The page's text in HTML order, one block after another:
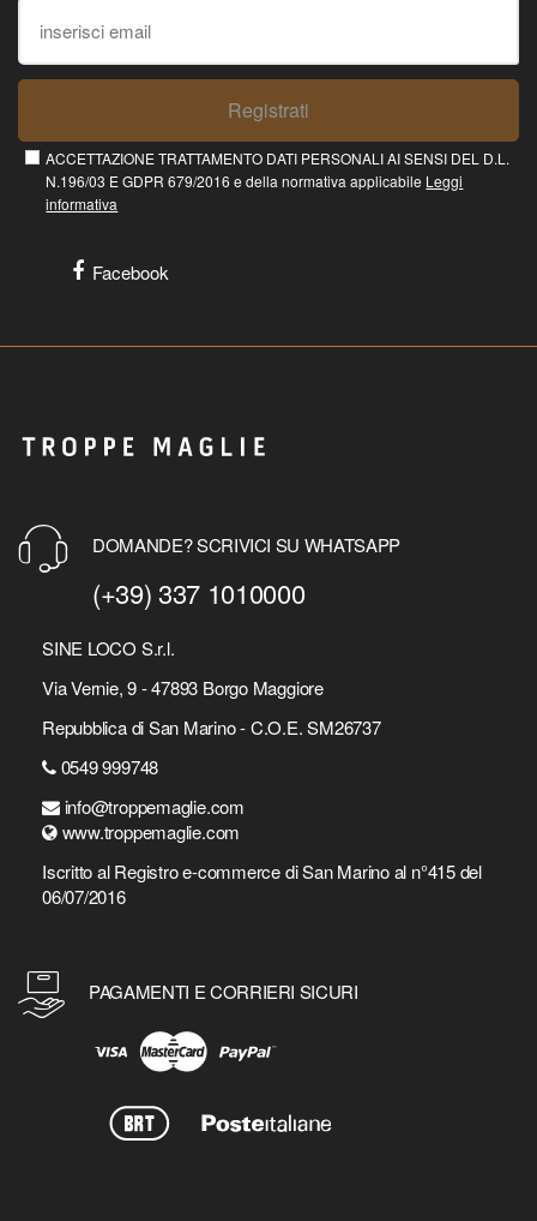
Registrati
ACCETTAZIONE TRATTAMENTO DATI PERSONALI AI SENSI DEL D.L.
N.196/03 E GDPR 679/2016 e della normativa applicabile Leggi
informativa
Facebook
DOMANDE? SCRIVICI SU WHATSAPP
(+39) 337 1010000
SINE LOCO S.r.l.
Via Vernie, 9 - 47893 Borgo Maggiore
Repubblica di San Marino - C.O.E. SM26737
0549 999748
info@troppemaglie.com
www.troppemaglie.com
Iscritto al Registro e-commerce di San Marino al n°415 del
06/07/2016
PAGAMENTI E CORRIERI SICURI